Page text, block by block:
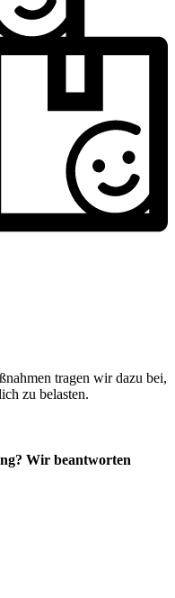
tragen wir dazu bei,
zu belasten.
Wir beantworten